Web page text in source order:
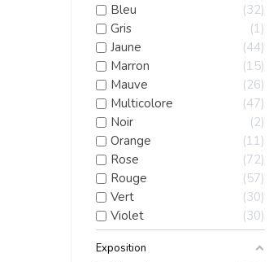
Bleu
32
Gris
1
Jaune
44
Marron
15
Mauve
26
Multicolore
47
Noir
2
Orange
11
Rose
72
Rouge
57
Vert
30
Violet
30
Exposition